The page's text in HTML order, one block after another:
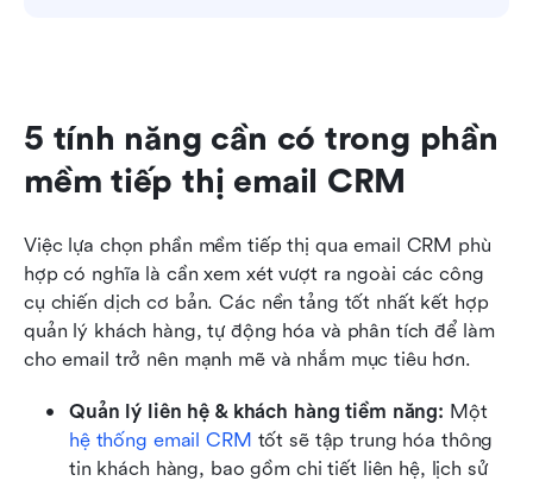
5 tính năng cần có trong phần
mềm tiếp thị email CRM
Việc lựa chọn phần mềm tiếp thị qua email CRM phù
hợp có nghĩa là cần xem xét vượt ra ngoài các công
cụ chiến dịch cơ bản. Các nền tảng tốt nhất kết hợp
quản lý khách hàng, tự động hóa và phân tích để làm
cho email trở nên mạnh mẽ và nhắm mục tiêu hơn.
Quản lý liên hệ & khách hàng tiềm năng:
Một
hệ thống email CRM tốt sẽ tập trung hóa thông
tin khách hàng, bao gồm chi tiết liên hệ, lịch sử